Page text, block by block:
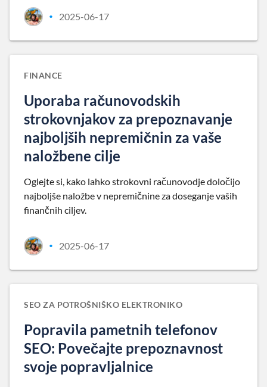
• 2025-06-17
FINANCE
Uporaba računovodskih
strokovnjakov za prepoznavanje
najboljših nepremičnin za vaše
naložbene cilje
Oglejte si, kako lahko strokovni računovodje določijo
najboljše naložbe v nepremičnine za doseganje vaših
finančnih ciljev.
• 2025-06-17
SEO ZA POTROŠNIŠKO ELEKTRONIKO
Popravila pametnih telefonov
SEO: Povečajte prepoznavnost
svoje popravljalnice